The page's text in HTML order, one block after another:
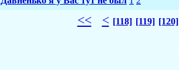
<< < [118] [119] [120]